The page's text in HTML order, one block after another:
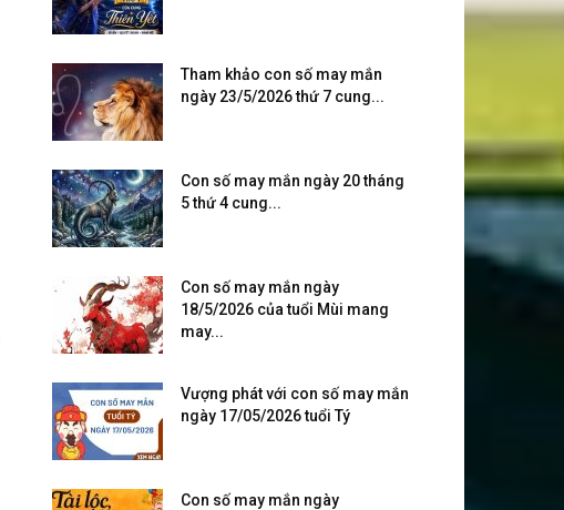
Tham khảo con số may mắn
ngày 23/5/2026 thứ 7 cung...
Con số may mắn ngày 20 tháng
5 thứ 4 cung...
Con số may mắn ngày
18/5/2026 của tuổi Mùi mang
may...
Vượng phát với con số may mắn
ngày 17/05/2026 tuổi Tý
Con số may mắn ngày